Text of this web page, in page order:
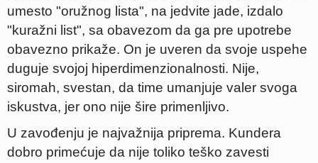
umesto "oružnog lista", na jedvite jade, izdalo
"kuražni list", sa obavezom da ga pre upotrebe
obavezno prikaže. On je uveren da svoje uspehe
duguje svojoj hiperdimenzionalnosti. Nije,
siromah, svestan, da time umanjuje valer svoga
iskustva, jer ono nije šire primenljivo.
U zavođenju je najvažnija priprema. Kundera
dobro primećuje da nije toliko teško zavesti